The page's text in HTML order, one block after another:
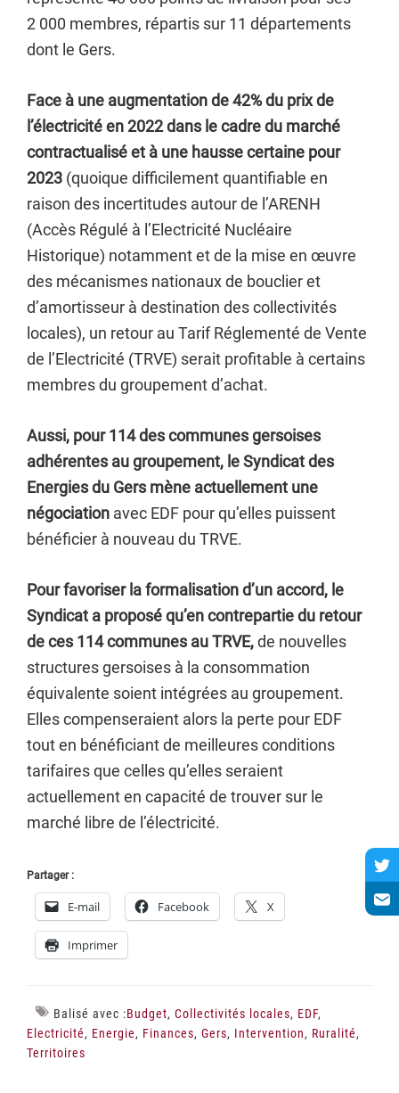
2 000 membres, répartis sur 11 départements
dont le Gers.
Face à une augmentation de 42% du prix de
l’électricité en 2022 dans le cadre du marché
contractualisé et à une hausse certaine pour
2023 (quoique difficilement quantifiable en
raison des incertitudes autour de l’ARENH
(Accès Régulé à l’Electricité Nucléaire
Historique) notamment et de la mise en œuvre
des mécanismes nationaux de bouclier et
d’amortisseur à destination des collectivités
locales), un retour au Tarif Réglementé de Vente
de l’Electricité (TRVE) serait profitable à certains
membres du groupement d’achat.
Aussi, pour 114 des communes gersoises
adhérentes au groupement, le Syndicat des
Energies du Gers mène actuellement une
négociation avec EDF pour qu’elles puissent
bénéficier à nouveau du TRVE.
Pour favoriser la formalisation d’un accord, le
Syndicat a proposé qu’en contrepartie du retour
de ces 114 communes au TRVE,de nouvelles
structures gersoises à la consommation
équivalente soient intégrées au groupement.
Elles compenseraient alors la perte pour EDF
tout en bénéficiant de meilleures conditions
tarifaires que celles qu’elles seraient
actuellement en capacité de trouver sur le
marché libre de l’électricité.
Partager :
E-mail Facebook X
Imprimer
Balisé avec :Budget, Collectivités locales, EDF,
Electricité, Energie, Finances, Gers, Intervention, Ruralité,
Territoires